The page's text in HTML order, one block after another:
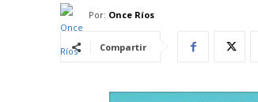
Por: Once Ríos
Compartir